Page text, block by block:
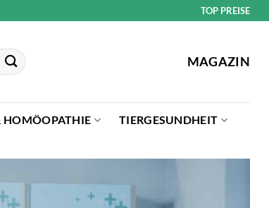
TOP PREISE
MAGAZIN
HOMÖOPATHIE TIERGESUNDHEIT